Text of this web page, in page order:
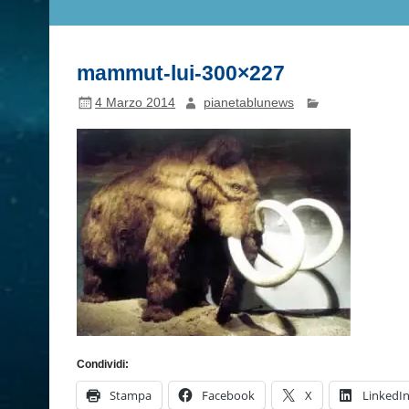
mammut-lui-300×227
4 Marzo 2014 pianetablunews
Condividi:
Stampa Facebook X LinkedIn